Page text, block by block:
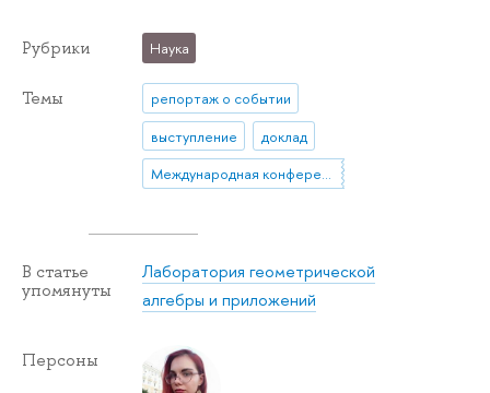
Рубрики Наука
Темы
репортаж о событии
выступление
доклад
Международная конференция
В статье
упомянуты
Лаборатория геометрической
алгебры и приложений
Персоны